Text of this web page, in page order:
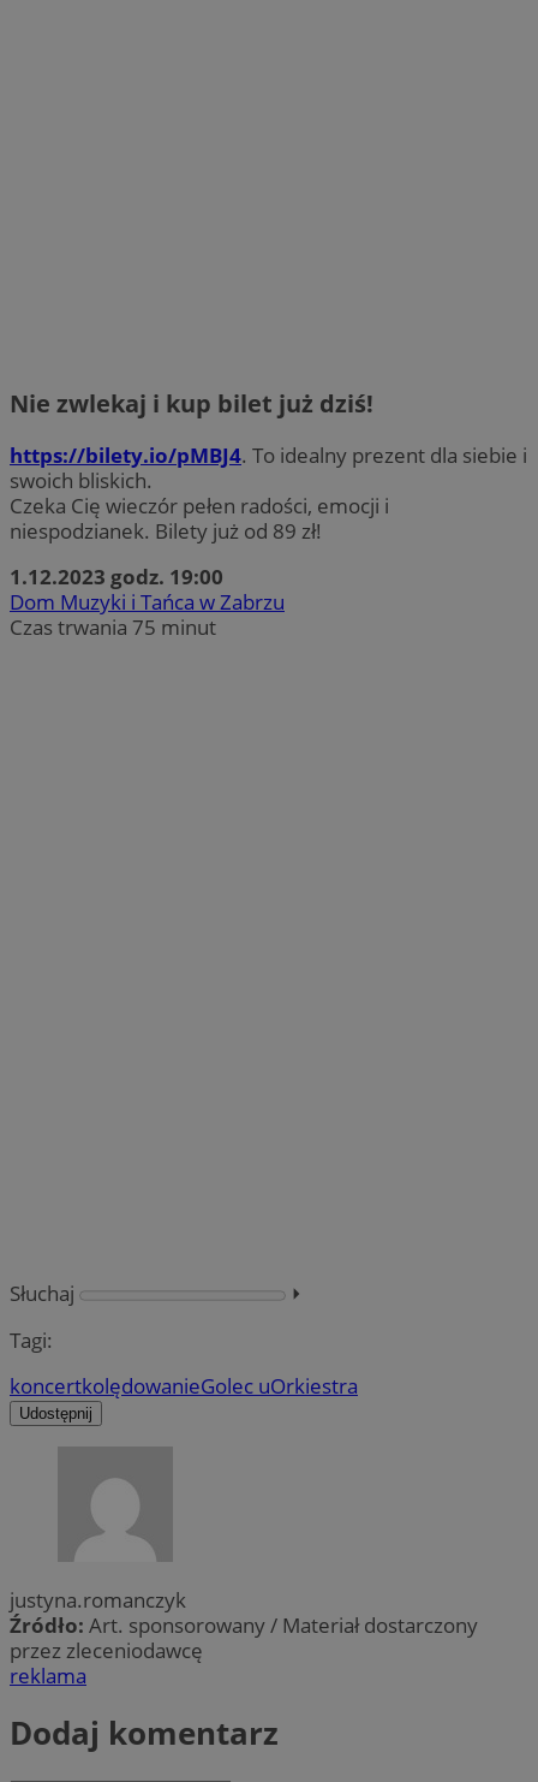
Nie zwlekaj i kup bilet już dziś!
https://bilety.io/pMBJ4. To idealny prezent dla siebie i
swoich bliskich.
Czeka Cię wieczór pełen radości, emocji i
niespodzianek. Bilety już od 89 zł!
1.12.2023 godz. 19:00
Dom Muzyki i Tańca w Zabrzu
Czas trwania 75 minut
Słuchaj
⏵︎
Tagi:
koncertkolędowanieGolec uOrkiestra
Udostępnij
justyna.romanczyk
Źródło: Art. sponsorowany / Materiał dostarczony
przez zleceniodawcę
reklama
Dodaj komentarz